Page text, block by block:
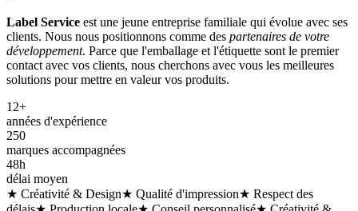
Label Service est une jeune entreprise familiale qui évolue avec ses
clients. Nous nous positionnons comme des partenaires de votre
développement. Parce que l'emballage et l'étiquette sont le premier
contact avec vos clients, nous cherchons avec vous les meilleures
solutions pour mettre en valeur vos produits.
12+
années d'expérience
250
marques accompagnées
48h
délai moyen
★ Créativité & Design★ Qualité d'impression★ Respect des